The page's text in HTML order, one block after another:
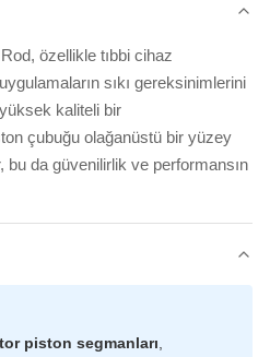
özellikle tıbbi cihaz
sıkı gereksinimlerini
kaliteli bir
çubuğu olağanüstü bir yüzey
bu da güvenilirlik ve performansın
piston segmanları